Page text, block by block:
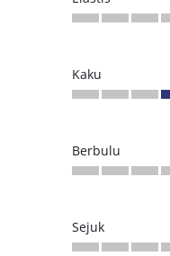
Kaku
Berbulu
Sejuk